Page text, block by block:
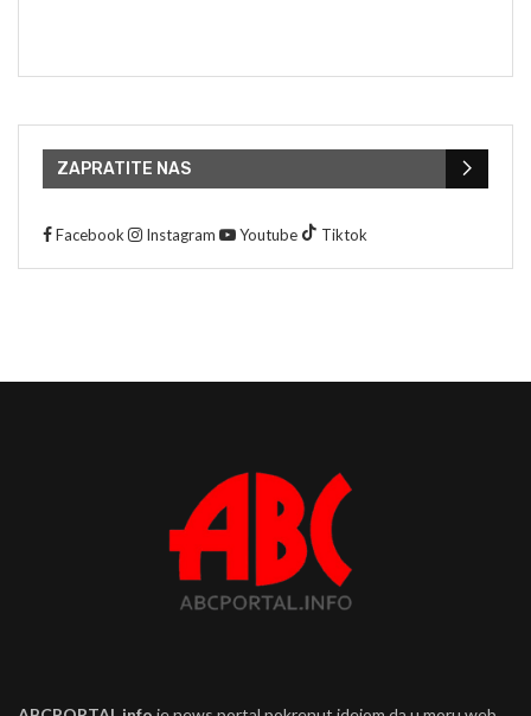
ZAPRATITE NAS
Facebook Instagram Youtube Tiktok